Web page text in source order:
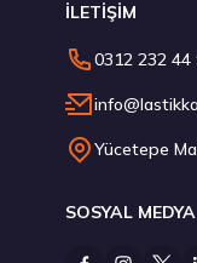
Montreal
İLETİŞİM
0312 232 44
Yücetepe
SOSYAL MEDYA